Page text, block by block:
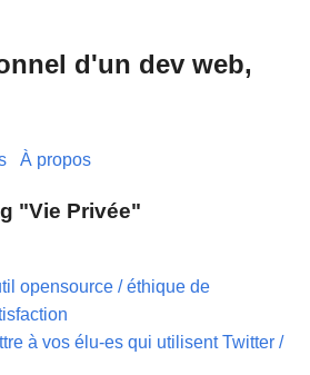
d'un dev web,
À propos
"Vie Privée"
opensource / éthique de
à vos élu-es qui utilisent Twitter /